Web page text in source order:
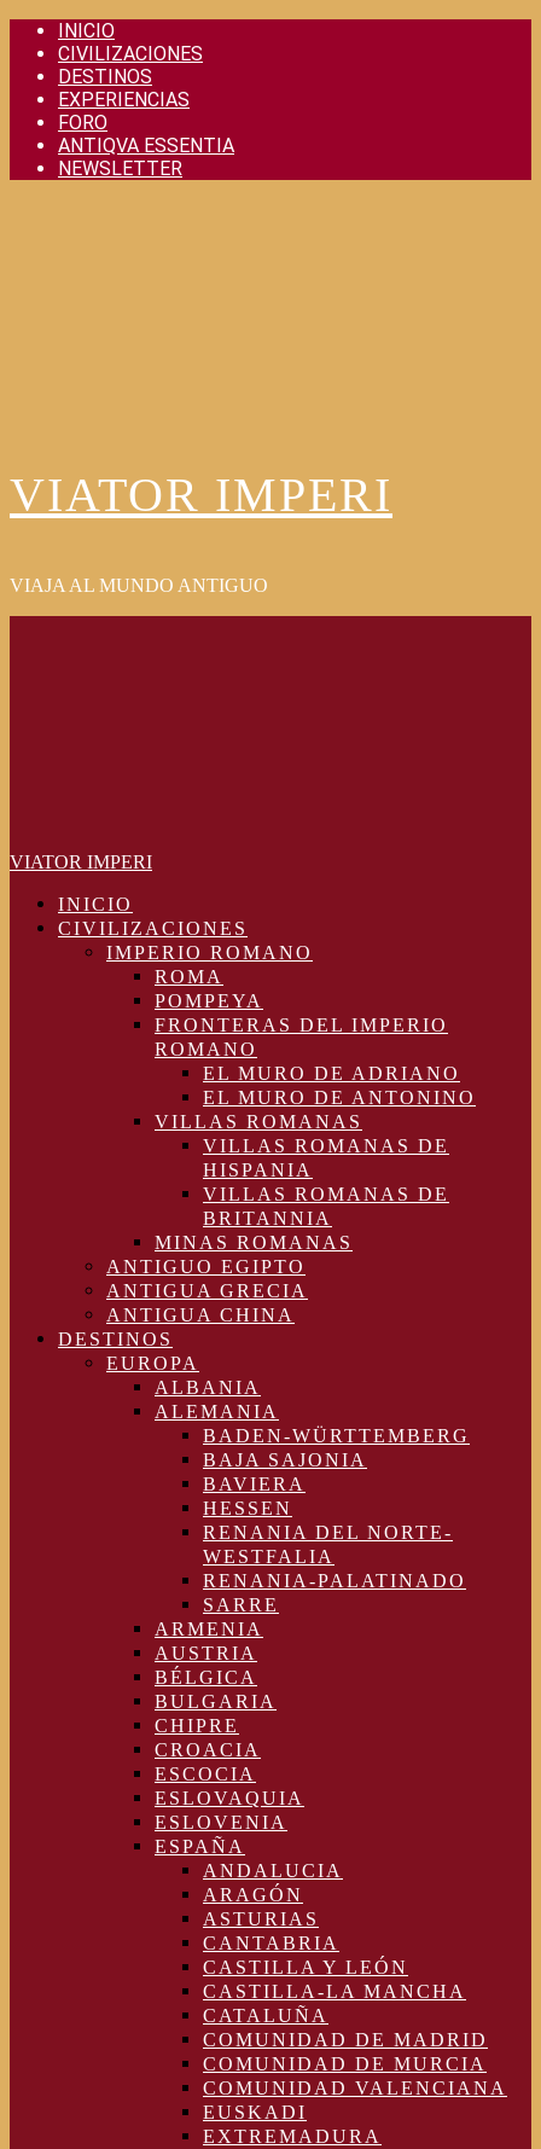
Skip
content
INICIO
CIVILIZACIONES
DESTINOS
EXPERIENCIAS
FORO
ANTIQVA ESSENTIA
NEWSLETTER
VIATOR IMPERI
VIAJA AL MUNDO ANTIGUO
VIATOR IMPERI
INICIO
CIVILIZACIONES
IMPERIO ROMANO
ROMA
POMPEYA
FRONTERAS DEL IMPERIO
ROMANO
EL MURO DE ADRIANO
EL MURO DE ANTONINO
VILLAS ROMANAS
VILLAS ROMANAS DE
HISPANIA
VILLAS ROMANAS DE
BRITANNIA
MINAS ROMANAS
ANTIGUO EGIPTO
ANTIGUA GRECIA
ANTIGUA CHINA
DESTINOS
EUROPA
ALBANIA
ALEMANIA
BADEN-WÜRTTEMBERG
BAJA SAJONIA
BAVIERA
HESSEN
RENANIA DEL NORTE-
WESTFALIA
RENANIA-PALATINADO
SARRE
ARMENIA
AUSTRIA
BÉLGICA
BULGARIA
CHIPRE
CROACIA
ESCOCIA
ESLOVAQUIA
ESLOVENIA
ESPAÑA
ANDALUCIA
ARAGÓN
ASTURIAS
CANTABRIA
CASTILLA Y LEÓN
CASTILLA-LA MANCHA
CATALUÑA
COMUNIDAD DE MADRID
COMUNIDAD DE MURCIA
COMUNIDAD VALENCIANA
EUSKADI
EXTREMADURA